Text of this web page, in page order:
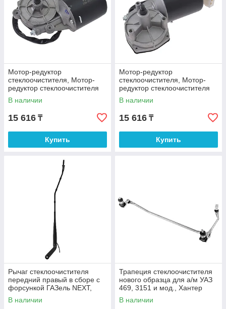
Мотор-редуктор
стеклоочистителя, Мотор-
редуктор стеклоочистителя
ВАЗ, ГАЗ (ПЕКАР)
В наличии
15 616 ₸
Купить
Мотор-редуктор
стеклоочистителя, Мотор-
редуктор стеклоочистителя
ГАЗ 3307, 3308, 3309 ПЕКАР
В наличии
15 616 ₸
Купить
Рычаг стеклоочистителя
передний правый в сборе с
форсункой ГАЗель NEXT,
ГАЗон NEXT, Рычаг
стеклоочистителя
В наличии
Трапеция стеклоочистителя
нового образца для а/м УАЗ
469, 3151 и мод., Хантер
31519 и мод., Трапеция
В наличии